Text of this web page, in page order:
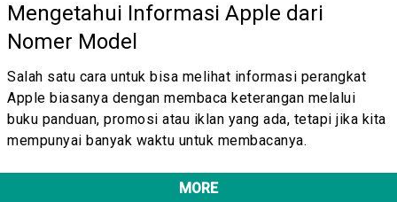
Mengetahui Informasi Apple dari
Nomer Model
Salah satu cara untuk bisa melihat informasi perangkat
Apple biasanya dengan membaca keterangan melalui
buku panduan, promosi atau iklan yang ada, tetapi jika kita
mempunyai banyak waktu untuk membacanya.
MORE